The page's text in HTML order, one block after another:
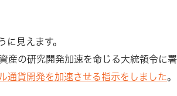
見えます。
産の研究開発加速を命じる大統領令に
通貨開発を加速させる指示をしました。